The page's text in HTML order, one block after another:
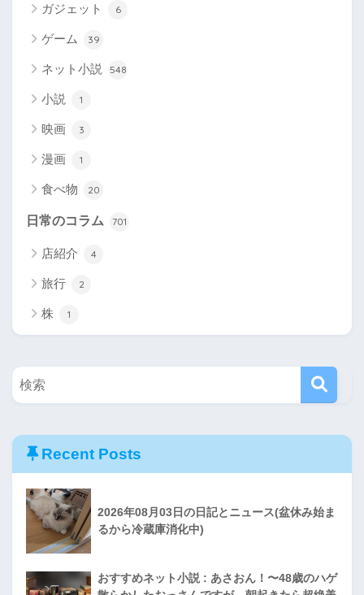
ガジェット 6
ゲーム 39
ネット小説 548
小説 1
映画 3
漫画 1
食べ物 20
日常のコラム 701
店紹介 4
旅行 2
株 1
Recent Posts
2026年08月03日の日記とニュース(盆休み始ま
るから冷蔵庫消化中)
おすすめネット小説 : あさおん！〜48歳のハゲ